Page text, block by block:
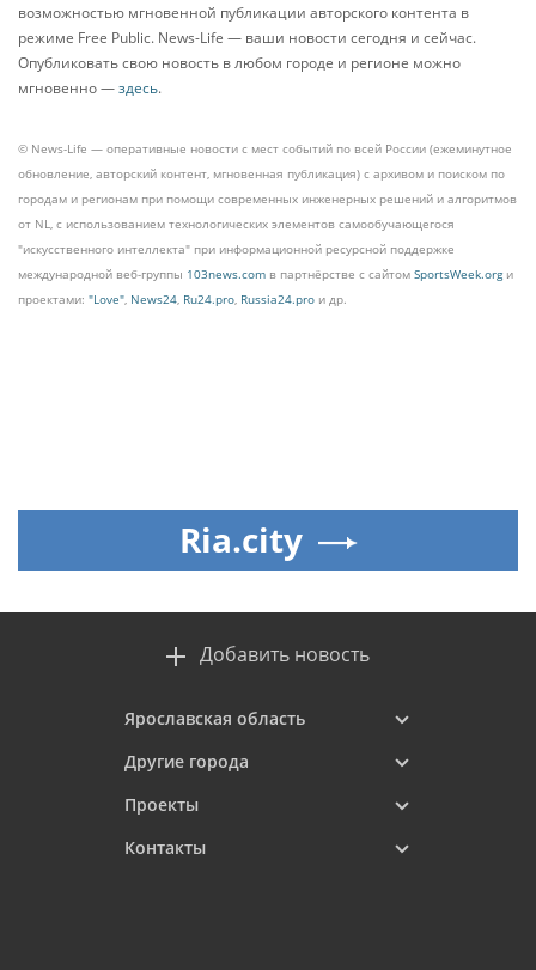
возможностью мгновенной публикации авторского контента в
режиме Free Public. News-Life — ваши новости сегодня и сейчас.
Опубликовать свою новость в любом городе и регионе можно
мгновенно —здесь.
© News-Life — оперативные новости с мест событий по всей России (ежеминутное
обновление, авторский контент, мгновенная публикация) с архивом и поиском по
городам и регионам при помощи современных инженерных решений и алгоритмов
от NL, с использованием технологических элементов самообучающегося
"искусственного интеллекта" при информационной ресурсной поддержке
международной веб-группы 103news.com в партнёрстве с сайтом SportsWeek.orgи
проектами: "Love", News24, Ru24.pro, Russia24.pro и др.
Ria.city
Добавить новость
Ярославская область
Другие города
Проекты
Контакты